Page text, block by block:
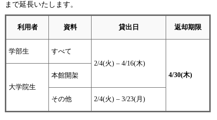
まで延長いたします。
利用者 資料 貸出日 返却期限
学部生
すべて
2/4(火) – 4/16(木)
4/30(木)
大学院生
本館開架
その他 2/4(火) – 3/23(月)